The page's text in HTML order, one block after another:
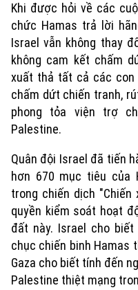
Thời sự
Hà Nội
Chính trị
Xã hội
An ninh trật tự
Công nghệ
Hà Nội
Nhịp sống Hà Nội
Người Hà Nội
Khoảnh khắc Hà Nội
Ẩm thực
Thế giới
Quân sự
Hồ sơ
Người Việt 4 phương
Tin tức
Cafe sáng
Tài chính Ngân hàng
Doanh nghiệp
Nhà đất
Tin tức
Đầu tư
Căn hộ
Tàu và Xe
Ô tô
Giáo dục
Khi được hỏi về các
chức Hamas trả lời
Israel vẫn không thay
không cam kết chấm
xuất thả tất cả các
chấm dứt chiến tranh,
phong tỏa viện trợ
Palestine.
Quân đội Israel đã tiến
hơn 670 mục tiêu của
trong chiến dịch
quyền kiểm soát hoạt
đất này. Israel cho
chục chiến binh Hamas
Gaza cho biết tính đến
Palestine thiệt mạng